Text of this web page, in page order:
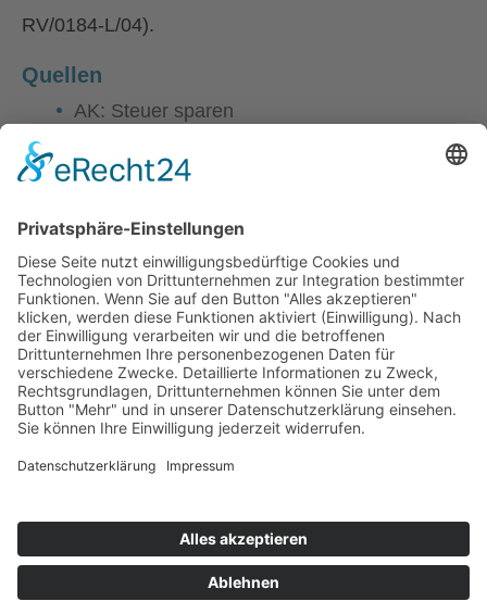
RV/0184-L/04).
Quellen
AK: Steuer sparen
Hofer (Hrsg.): Alltag mit Behinderung. Wien:
NWV
Entscheidung des UFS vom 11.1.2005, GZ.
RV/0184-L/04.
Stand: 20.12.2023
© 2025 ÖZIV Bundesverband – Alle Rechte vorbehalten
Home
Kontakt
Barrierefreiheitserklärung
Datenschutz
Impressum